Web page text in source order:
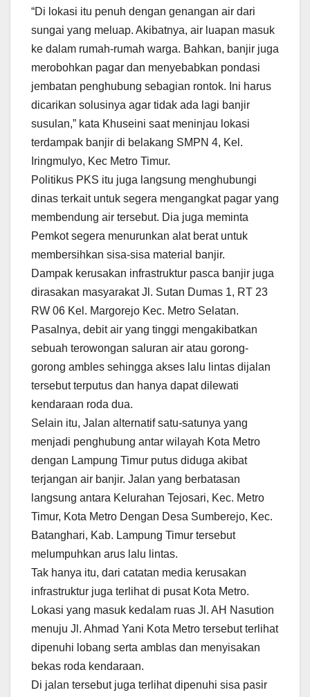
“Di lokasi itu penuh dengan genangan air dari
sungai yang meluap. Akibatnya, air luapan masuk
ke dalam rumah-rumah warga. Bahkan, banjir juga
merobohkan pagar dan menyebabkan pondasi
jembatan penghubung sebagian rontok. Ini harus
dicarikan solusinya agar tidak ada lagi banjir
susulan,” kata Khuseini saat meninjau lokasi
terdampak banjir di belakang SMPN 4, Kel.
Iringmulyo, Kec Metro Timur.
Politikus PKS itu juga langsung menghubungi
dinas terkait untuk segera mengangkat pagar yang
membendung air tersebut. Dia juga meminta
Pemkot segera menurunkan alat berat untuk
membersihkan sisa-sisa material banjir.
Dampak kerusakan infrastruktur pasca banjir juga
dirasakan masyarakat Jl. Sutan Dumas 1, RT 23
RW 06 Kel. Margorejo Kec. Metro Selatan.
Pasalnya, debit air yang tinggi mengakibatkan
sebuah terowongan saluran air atau gorong-
gorong ambles sehingga akses lalu lintas dijalan
tersebut terputus dan hanya dapat dilewati
kendaraan roda dua.
Selain itu, Jalan alternatif satu-satunya yang
menjadi penghubung antar wilayah Kota Metro
dengan Lampung Timur putus diduga akibat
terjangan air banjir. Jalan yang berbatasan
langsung antara Kelurahan Tejosari, Kec. Metro
Timur, Kota Metro Dengan Desa Sumberejo, Kec.
Batanghari, Kab. Lampung Timur tersebut
melumpuhkan arus lalu lintas.
Tak hanya itu, dari catatan media kerusakan
infrastruktur juga terlihat di pusat Kota Metro.
Lokasi yang masuk kedalam ruas Jl. AH Nasution
menuju Jl. Ahmad Yani Kota Metro tersebut terlihat
dipenuhi lobang serta amblas dan menyisakan
bekas roda kendaraan.
Di jalan tersebut juga terlihat dipenuhi sisa pasir